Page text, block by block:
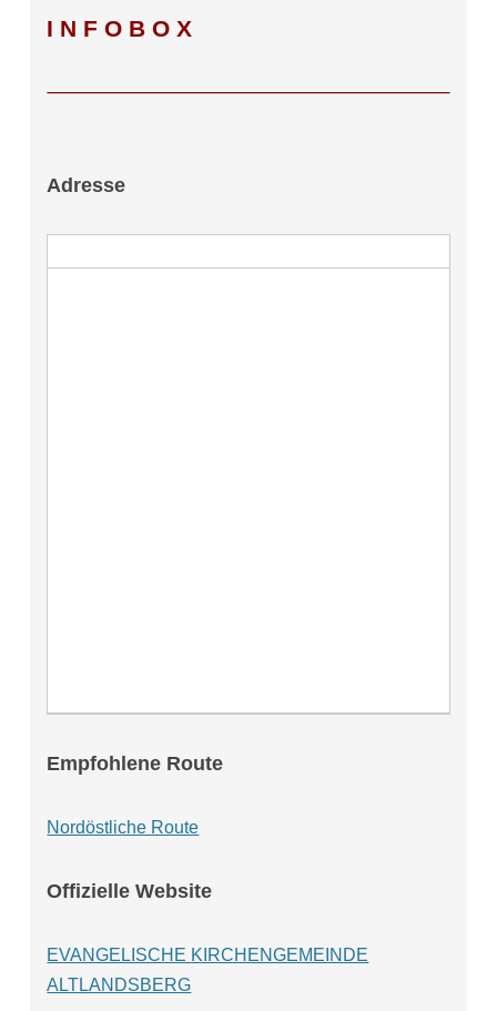
INFOBOX
Adresse
Empfohlene Route
Nordöstliche Route
Offizielle Website
EVANGELISCHE KIRCHENGEMEINDE
ALTLANDSBERG